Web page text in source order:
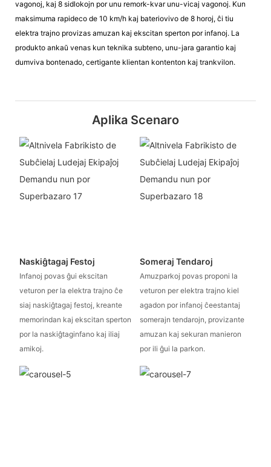
vagonoj, kaj 8 sidlokojn por unu remork-kvar unu-vicaj vagonoj. Kun
maksimuma rapideco de 10 km/h kaj bateriovivo de 8 horoj, ĉi tiu
elektra trajno provizas amuzan kaj ekscitan sperton por infanoj. La
produkto ankaŭ venas kun teknika subteno, unu-jara garantio kaj
dumviva bontenado, certigante klientan kontenton kaj trankvilon.
Aplika Scenaro
Naskiĝtagaj Festoj
Infanoj povas ĝui ekscitan
veturon per la elektra trajno ĉe
siaj naskiĝtagaj festoj, kreante
memorindan kaj ekscitan sperton
por la naskiĝtaginfano kaj iliaj
amikoj.
Someraj Tendaroj
Amuzparkoj povas proponi la
veturon per elektra trajno kiel
agadon por infanoj ĉeestantaj
somerajn tendarojn, provizante
amuzan kaj sekuran manieron
por ili ĝui la parkon.